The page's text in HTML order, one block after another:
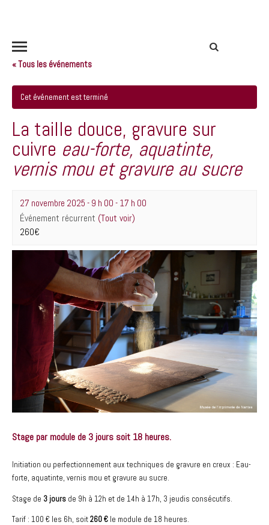
« Tous les événements
Cet événement est terminé
La taille douce, gravure sur
cuivre eau-forte, aquatinte,
vernis mou et gravure au sucre
27 novembre 2025 - 9 h 00 - 17 h 00
Événement récurrent (Tout voir)
260€
Stage par module de 3 jours soit 18 heures.
Initiation ou perfectionnement aux techniques de gravure en creux : Eau-
forte, aquatinte, vernis mou et gravure au sucre.
Stage de 3 jours de 9h à 12h et de 14h à 17h, 3 jeudis consécutifs.
Tarif : 100 € les 6h, soit260 € le module de 18 heures.